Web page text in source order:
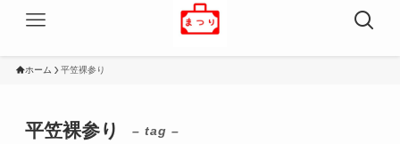
ホーム 平笠裸参り
平笠裸参り – tag –